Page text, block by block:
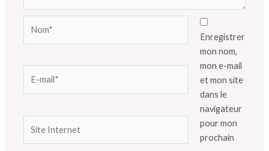
mail*
Internet
Enregistrer
mon nom,
mon e-mail
et mon site
dans le
navigateur
pour mon
prochain